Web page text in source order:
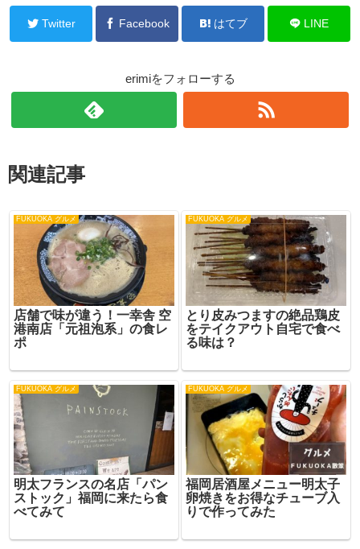
Twitter Facebook はてブ LINE
erimiをフォローする
関連記事
FUKUOKA グルメ
店舗で味が違う！一幸舎 空
港南店「元祖泡系」の食レ
ポ
FUKUOKA グルメ
とり皮みつますの絶品鶏皮
をテイクアウト自宅で食べ
る味は？
FUKUOKA グルメ
明太フランスの名店「パン
ストック」福岡に来たら食
べてみて
FUKUOKA グルメ
福岡居酒屋メニュー明太子
卵焼きをお得なチューブ入
りで作ってみた